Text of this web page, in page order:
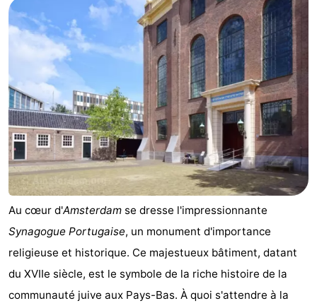
la
Appartements
Campings
Chambre
d'hôtes
Chaumières
-
Het
Amsterdamse
Bos
-
Spaarnwoude
Hôtels
Last
minutes
Musées
Attractions
Au cœur d'Amsterdam se dresse l'impressionnante
Synagogue Portugaise, un monument d'importance
religieuse et historique. Ce majestueux bâtiment, datant
du XVIIe siècle, est le symbole de la riche histoire de la
communauté juive aux Pays-Bas. À quoi s'attendre à la